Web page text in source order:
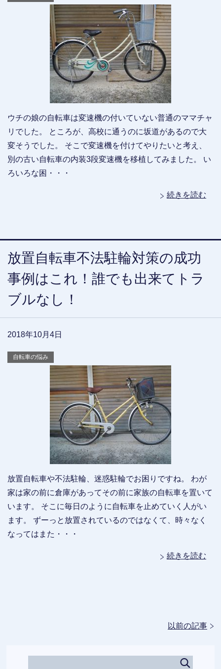
ウチの娘の自転車は変速機の付いていない普通のママチャ
リでした。 ところが、高校に通うのに坂道があるので大
変そうでした。 そこで変速機を付けてやりたいと考え、
別の古い自転車の内装3段変速機を移植してみました。 い
ろいろな困・・・
続きを読む
放置自転車不法駐輪対策の成功
事例はこれ！誰でも出来てトラ
ブルなし！
2018年10月4日
自転車の悩み
放置自転車や不法駐輪、迷惑駐輪でお困りですね。 わが
家は家の前に倉庫があってその前に家族の自転車を置いて
います。 そこに毎日のように自転車を止めていく人がい
ます。 ずーっと放置されているのではなくて、時々なく
なってはまた・・・
続きを読む
以前の記事